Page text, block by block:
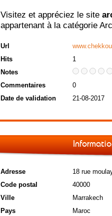
Visitez et appréciez le site
appartenant à la catégorie
Url
Hits
1
Notes
Commentaires
0
Date de validation
21-08-2017
Adresse
18 rue
Code postal
40000
Ville
Marrakech
Pays
Maroc